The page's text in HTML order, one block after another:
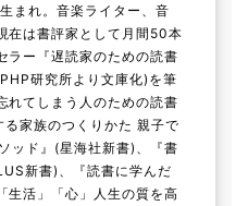
まれ。音楽ライター、音
在は書評家として月間50本
ラー『遅読家のための読書
研究所より文庫化)を筆
れてしまう人のための読書
家族のつくりかた 親子で
ッド』(星海社新書)、『書
新書)、『読書に学んだ
活」「心」人生の質を高